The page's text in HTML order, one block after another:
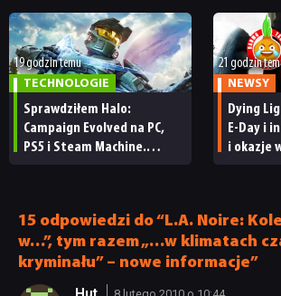
NEWSY
RECENZJE
PUBLICYSTYKA
KULTURA
ma
19 godzin temu
TECHNOLOGIE
Sprawdziłem Halo:
Campaign Evolved na PC,
PS5 i Steam Machine.
21 godzin
NEWSY
Dying
E-Day i
i okazje
15 odpowiedzi do “L.A. Noire:
w…”, tym razem „…w klimatach
kryminału” – nowe informacje”